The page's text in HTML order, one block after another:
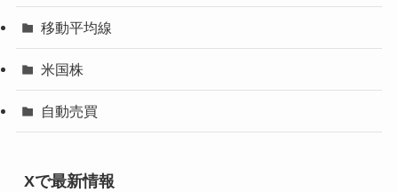
移動平均線
米国株
自動売買
Xで最新情報